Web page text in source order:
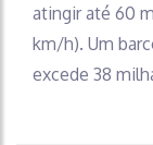
atingir até 60
km/h). Um
excede 38